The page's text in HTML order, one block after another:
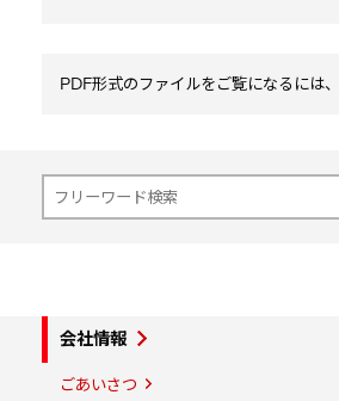
PDF形式のファイルをご覧になるには、
会社情報
ごあいさつ